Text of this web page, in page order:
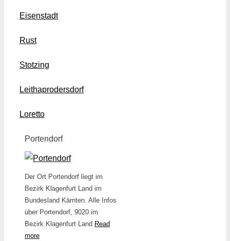
Eisenstadt
Rust
Stotzing
Leithaprodersdorf
Loretto
Portendorf
Der Ort Portendorf liegt im
Bezirk Klagenfurt Land im
Bundesland Kärnten. Alle Infos
über Portendorf, 9020 im
Bezirk Klagenfurt Land Read
more